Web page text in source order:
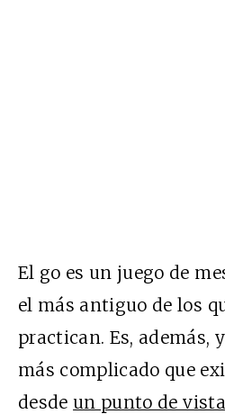
El go es un juego de
el más antiguo de los
practican. Es, además,
más complicado que
desde un punto de